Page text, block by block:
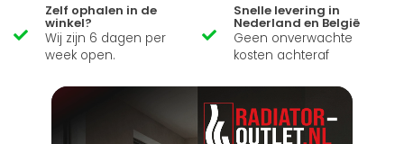
Zelf ophalen in de
winkel?
Wij zijn 6 dagen per
week open.
Snelle levering in
Nederland en België
Geen onverwachte
kosten achteraf